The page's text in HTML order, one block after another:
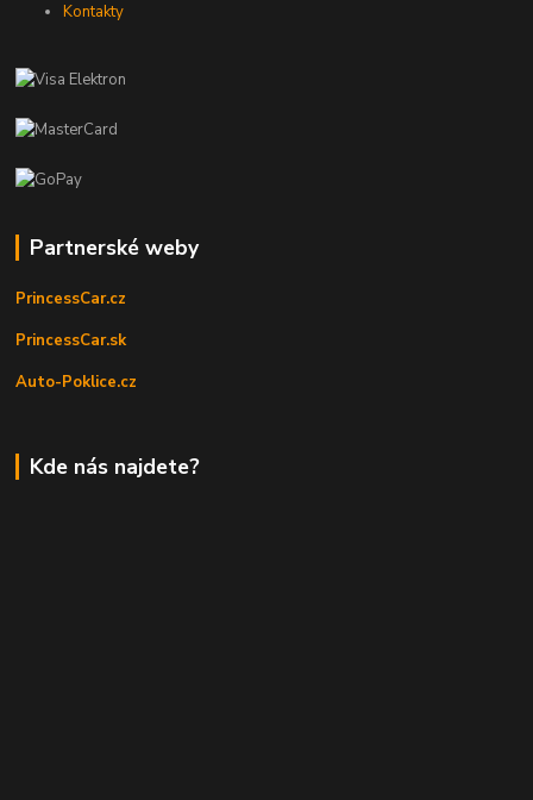
Kontakty
Partnerské weby
PrincessCar.cz
PrincessCar.sk
Auto-Poklice.cz
Kde nás najdete?